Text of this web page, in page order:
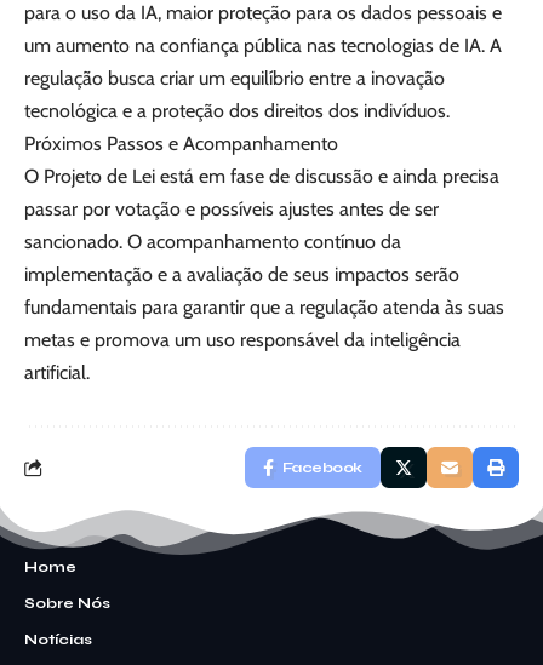
para o uso da IA, maior proteção para os dados pessoais e
um aumento na confiança pública nas tecnologias de IA. A
regulação busca criar um equilíbrio entre a inovação
tecnológica e a proteção dos direitos dos indivíduos.
Próximos Passos e Acompanhamento
O Projeto de Lei está em fase de discussão e ainda precisa
passar por votação e possíveis ajustes antes de ser
sancionado. O acompanhamento contínuo da
implementação e a avaliação de seus impactos serão
fundamentais para garantir que a regulação atenda às suas
metas e promova um uso responsável da inteligência
artificial.
Facebook
Home
Sobre Nós
Notícias